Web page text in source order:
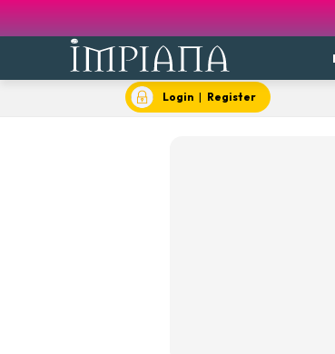
Login | Register